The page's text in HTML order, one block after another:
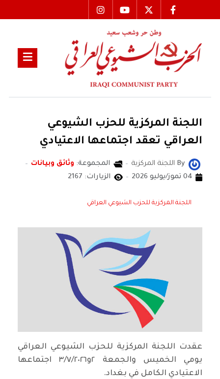
اللجنة المركزية للحزب الشيوعي
العراقي تعقد اجتماعها الاعتيادي
By اللجنة المركزية المجموعة: وثائق وبيانات
04 تموز/يوليو 2026
الزيارات: 2167
اللجنة المركزية للحزب الشيوعي العراقي
عقدت اللجنة المركزية للحزب الشيوعي العراقي
يومي الخميس والجمعة ٢و٣/٧/٢٠٢٦ اجتماعها
الاعتيادي الكامل في بغداد.